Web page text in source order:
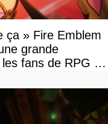
ça » Fire Emblem
grande
fans de RPG en